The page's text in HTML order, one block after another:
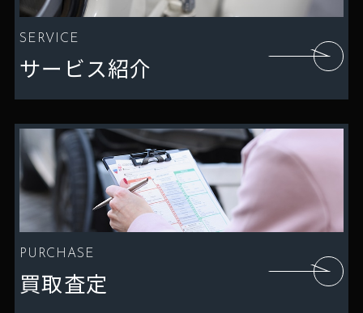
SERVICE
サービス紹介
PURCHASE
買取査定